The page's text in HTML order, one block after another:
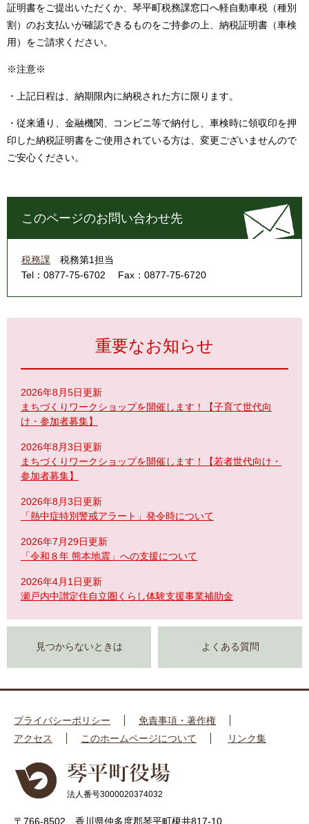
証明書をご提出いただくか、琴平町税務課窓口へ軽自動車税（種別
割）のお支払いが確認できるものをご持参の上、納税証明書（車検
用）をご請求ください。
※注意※
・上記日程は、納期限内に納税された方に限ります。
・従来通り、金融機関、コンビニ等で納付し、車検時に領収印を押
印した納税証明書をご使用されている方は、変更ございませんので
ご安心ください。
このページのお問い合わせ先
税務課
税務第1担当
Tel：0877-75-6702
Fax：0877-75-6720
重要なお知らせ
2026年8月5日更新
まちづくりワークショップを開催します！【子育て世代向
け・参加者募集】
2026年8月3日更新
まちづくりワークショップを開催します！【若者世代向け・
参加者募集】
2026年8月3日更新
「熱中症特別警戒アラート」発令時について
2026年7月29日更新
「令和８年 熊本地震」への支援について
2026年4月1日更新
瀬戸内中讃定住自立圏くらし体験支援事業補助金
見つからないときは よくある質問
プライバシーポリシー
免責事項・著作権
アクセス
このホームページについて リンク集
法人番号3000020374032
〒766-8502 香川県仲多度郡琴平町榎井817-10